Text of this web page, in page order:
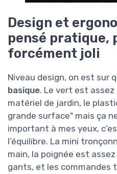
Design et
pensé pratique,
forcément joli
Niveau design, on est sur
basique. Le vert est
matériel de jardin, le
grande surface" mais ça
important à mes yeux,
l’équilibre. La mini
main, la poignée est
gants, et les commandes